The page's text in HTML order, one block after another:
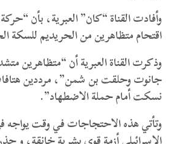
وأفادت القناة “كان” العبرية، بأن
اقتحام متظاهرين من الحريديم للسكة
وذكرت القناة العبرية أن “متظاهرين
جانوت وحلقت بن شمن”، مرددين
نسكت أمام حملة الاضطهاد”.
وتأتي هذه الاحتجاجات في وقت يواجه